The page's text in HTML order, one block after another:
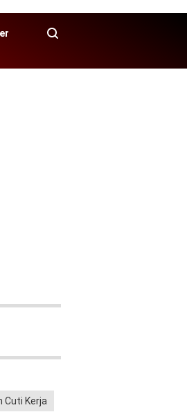
Cuti Kerja